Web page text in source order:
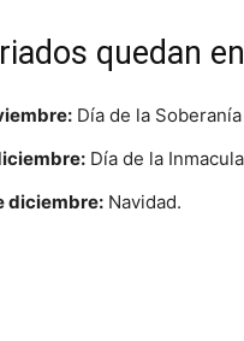
quedan
Día de la
Día de la
diciembre: Navidad.